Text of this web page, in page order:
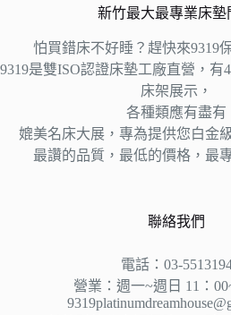
新竹最大最專業床墊
怕買錯床不好睡？趕快來9319
9319是雙ISO認證床墊工廠直營，有
床架展示，
各種類應有盡有
媲美名床大展，專為提供您白金
最讚的品質，最低的價格，最
聯絡我們
電話：03-
營業：週一~週日 11：